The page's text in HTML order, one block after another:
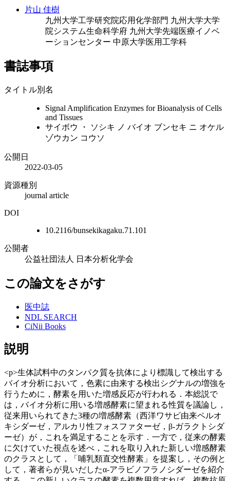
片山 佳樹
九州大学工学研究院応用化学部門 九州大学大学
院システム生命科学府 九州大学先端医療イノベ
ーションセンター 中原大学医用工学科
書誌事項
タイトル別名
Signal Amplification Enzymes for Bioanalysis of Cells
and Tissues
サイボウ ・ ソシキ ノ バイオ ブンセキ ニ オケル
ゾウカン コウソ
公開日
2022-03-05
資源種別
journal article
DOI
10.2116/bunsekikagaku.71.101
公開者
公益社団法人 日本分析化学会
この論文をさがす
医中誌
NDL SEARCH
CiNii Books
説明
<p>生体試料中のタンパク質を抗体により標識して検出する
バイオ分析において，色素に由来する検出シグナルの増強を
行うために，酵素を用いた増感反応が行われる．本総説で
は，バイオ分析に用いる増感酵素に望まれる性質を議論し，
従来用いられてきた3種の増感酵素（西洋ワサビ由来ペルオ
キシダーゼ，アルカリ性フォスファターゼ，β-ガラクトシダ
ーゼ）が，これを満足することを示す．一方で，従来の酵素
に欠けていた視点を述べ，これを取り入れた新しい増感酵素
のクラスとして，「哺乳類直交性酵素」を提案し，その例と
して，著者らが見いだしたα-アラビノフラノシダーゼを紹介